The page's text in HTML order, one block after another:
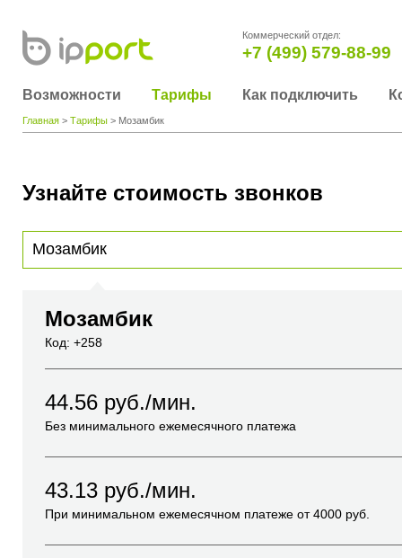
Коммерческий отдел:
+7 (499) 579-88-99
Возможности Тарифы Как подключить
Главная > Тарифы > Мозамбик
Узнайте стоимость звонков
Мозамбик
Код: +258
44.56 руб./мин.
Без минимального ежемесячного платежа
43.13 руб./мин.
При минимальном ежемесячном платеже от4000 руб.